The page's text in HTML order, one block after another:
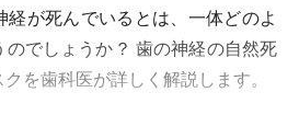
経が死んでいるとは、一体どのよ
のでしょうか？ 歯の神経の自然死
を歯科医が詳しく解説します。